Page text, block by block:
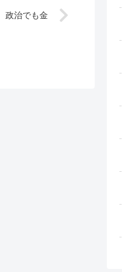
政治でも金